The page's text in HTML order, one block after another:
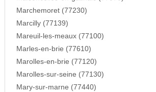
Marchemoret (77230)
Marcilly (77139)
Mareuil-les-meaux (77100)
Marles-en-brie (77610)
Marolles-en-brie (77120)
Marolles-sur-seine (77130)
Mary-sur-marne (77440)